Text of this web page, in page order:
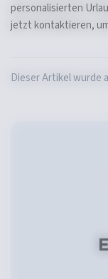
personalisierten
jetzt kontaktieren,
Dieser Artikel wurde